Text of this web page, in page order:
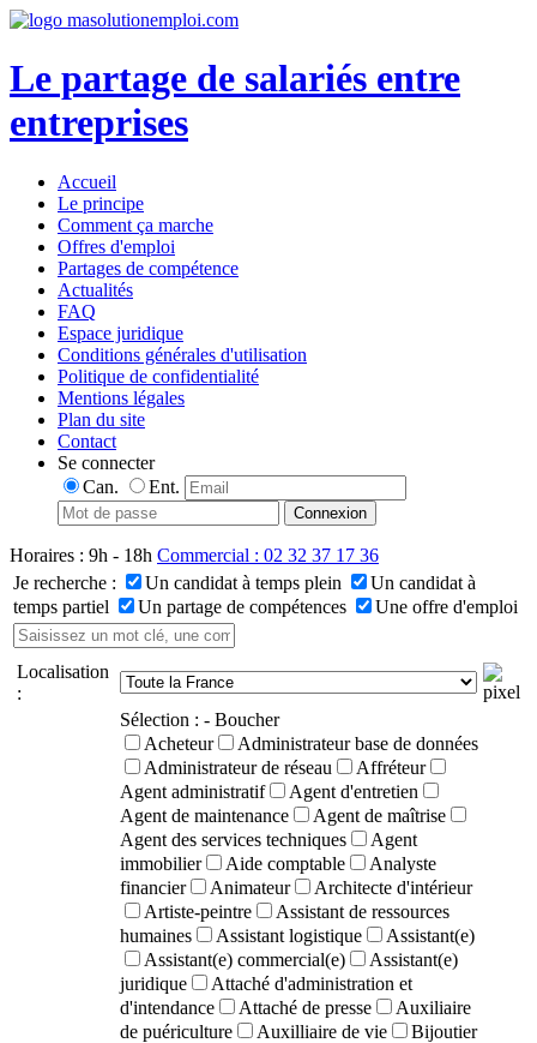
Le partage de salariés entre
entreprises
Accueil
Le principe
Comment ça marche
Offres d'emploi
Partages de compétence
Actualités
FAQ
Espace juridique
Conditions générales d'utilisation
Politique de confidentialité
Mentions légales
Plan du site
Contact
Se connecter
Can.
Ent.
Horaires : 9h - 18h Commercial : 02 32 37 17 36
Je recherche :
Un candidat à temps plein
Un candidat à
temps partiel
Un partage de compétences Une offre d'emploi
Localisation
:
Sélection : - Boucher
Acheteur
Administrateur base de données
Administrateur de réseau
Affréteur
Agent administratif
Agent d'entretien
Agent de maintenance
Agent de maîtrise
Agent des services techniques
Agent
immobilier
Aide comptable
Analyste
financier
Animateur
Architecte d'intérieur
Artiste-peintre
Assistant de ressources
humaines
Assistant logistique
Assistant(e)
Assistant(e) commercial(e)
Assistant(e)
juridique
Attaché d'administration et
d'intendance
Attaché de presse
Auxiliaire
de puériculture
Auxilliaire de vie
Bijoutier